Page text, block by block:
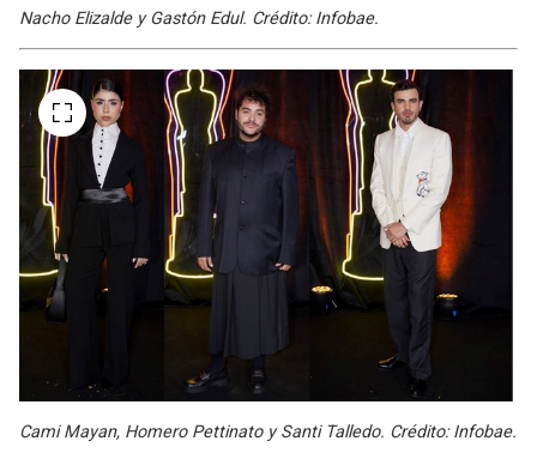
Nacho Elizalde y Gastón Edul. Crédito: Infobae.
Cami Mayan, Homero Pettinato y Santi Talledo. Crédito: Infobae.